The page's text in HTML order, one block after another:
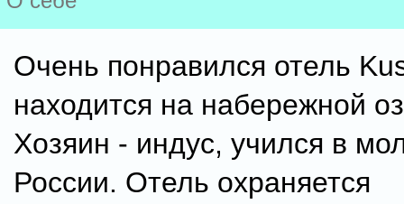
Очень понравился отель
находится на набережной
Хозяин - индус, учился в
России. Отель охраняется